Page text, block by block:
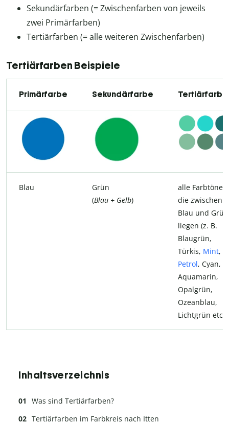
Sekundärfarben (= Zwischenfarben von jeweils
zwei Primärfarben)
Tertiärfarben (= alle weiteren Zwischenfarben)
Tertiärfarben Beispiele
Primärfarbe Sekundärfarbe
Blau
Grün
(Blau + Gelb)
alle Farbtöne,
die zwischen
Blau und Grün
liegen (z. B.
Blaugrün,
Türkis, Mint,
Petrol, Cyan,
Aquamarin,
Opalgrün,
Ozeanblau,
Lichtgrün etc.)
Inhaltsverzeichnis
Was sind Tertiärfarben?
Tertiärfarben im Farbkreis nach Itten